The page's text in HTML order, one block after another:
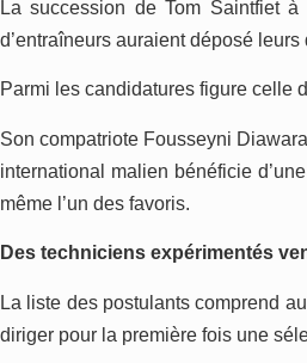
La succession de Tom Saintfiet
d’entraîneurs auraient déposé
Parmi les candidatures figure celle
Son compatriote Fousseyni
international malien bénéficie
même l’un des favoris.
Des techniciens expérimentés
La liste des postulants comprend
diriger pour la première fois une